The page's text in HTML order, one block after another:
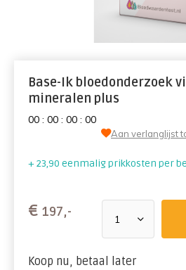
Base-Ik bloedonderzoek
mineralen plus
00 : 00 : 00 : 00
Aan verlanglijst
+ 23,90 eenmalig prikkosten per
€ 197,-
Koop nu, betaal later